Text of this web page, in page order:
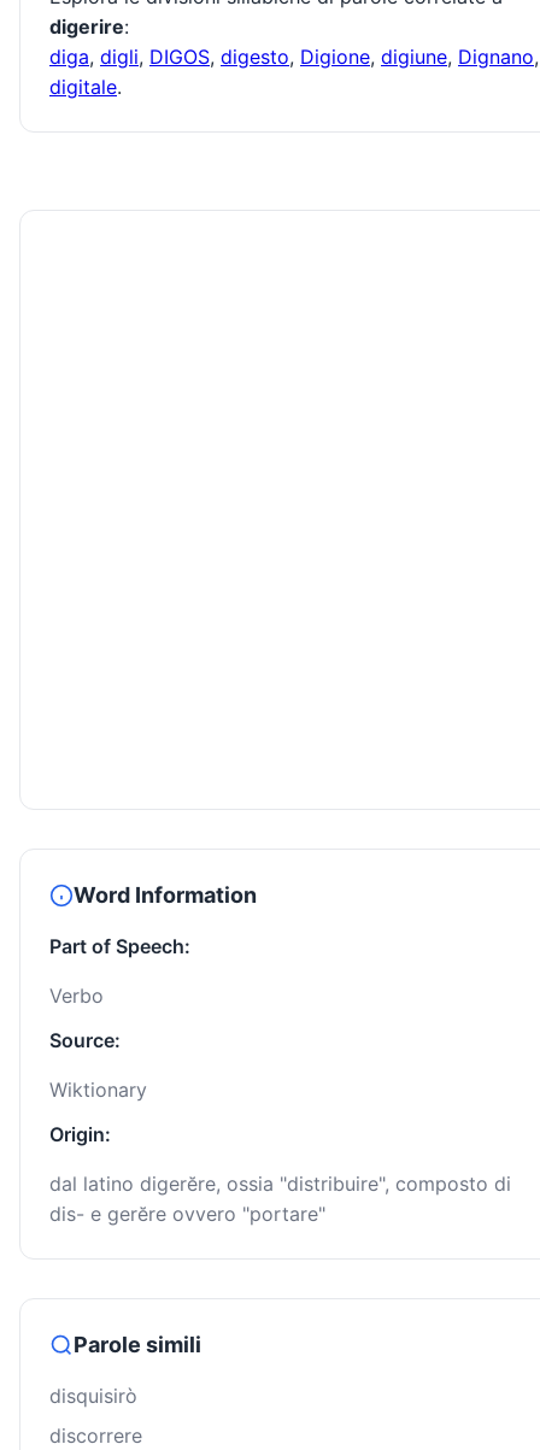
digerire:
diga, digli, DIGOS, digesto, Digione, digiune, Dignano,
digitale.
Word Information
Part of Speech:
Verbo
Source:
Wiktionary
Origin:
dal latino digerĕre, ossia "distribuire", composto di
dis- e gerĕre ovvero "portare"
Parole simili
disquisirò
discorrere